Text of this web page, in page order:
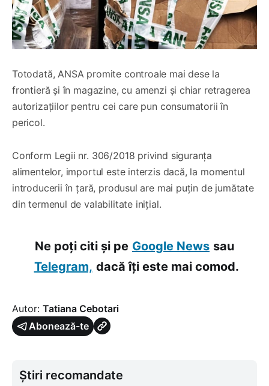
Totodată, ANSA promite controale mai dese la
frontieră și în magazine, cu amenzi și chiar retragerea
autorizațiilor pentru cei care pun consumatorii în
pericol.
Conform Legii nr. 306/2018 privind siguranța
alimentelor, importul este interzis dacă, la momentul
introducerii în țară, produsul are mai puțin de jumătate
din termenul de valabilitate iniţial.
Ne poți citi și pe Google News sau
Telegram, dacă îți este mai comod.
Autor: Tatiana Cebotari
Abonează-te
Știri recomandate